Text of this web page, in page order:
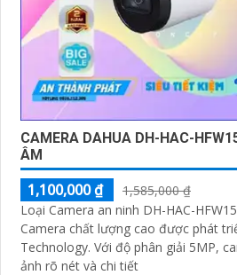
CAMERA DAHUA DH-HAC-
ÂM
1,100,000 ₫
1,585,000 ₫
Loại Camera an ninh DH-HAC-
Camera chất lượng cao được phát
Technology. Với độ phân giải 5MP, camera này cung cấp hình
ảnh rõ nét và chi tiết